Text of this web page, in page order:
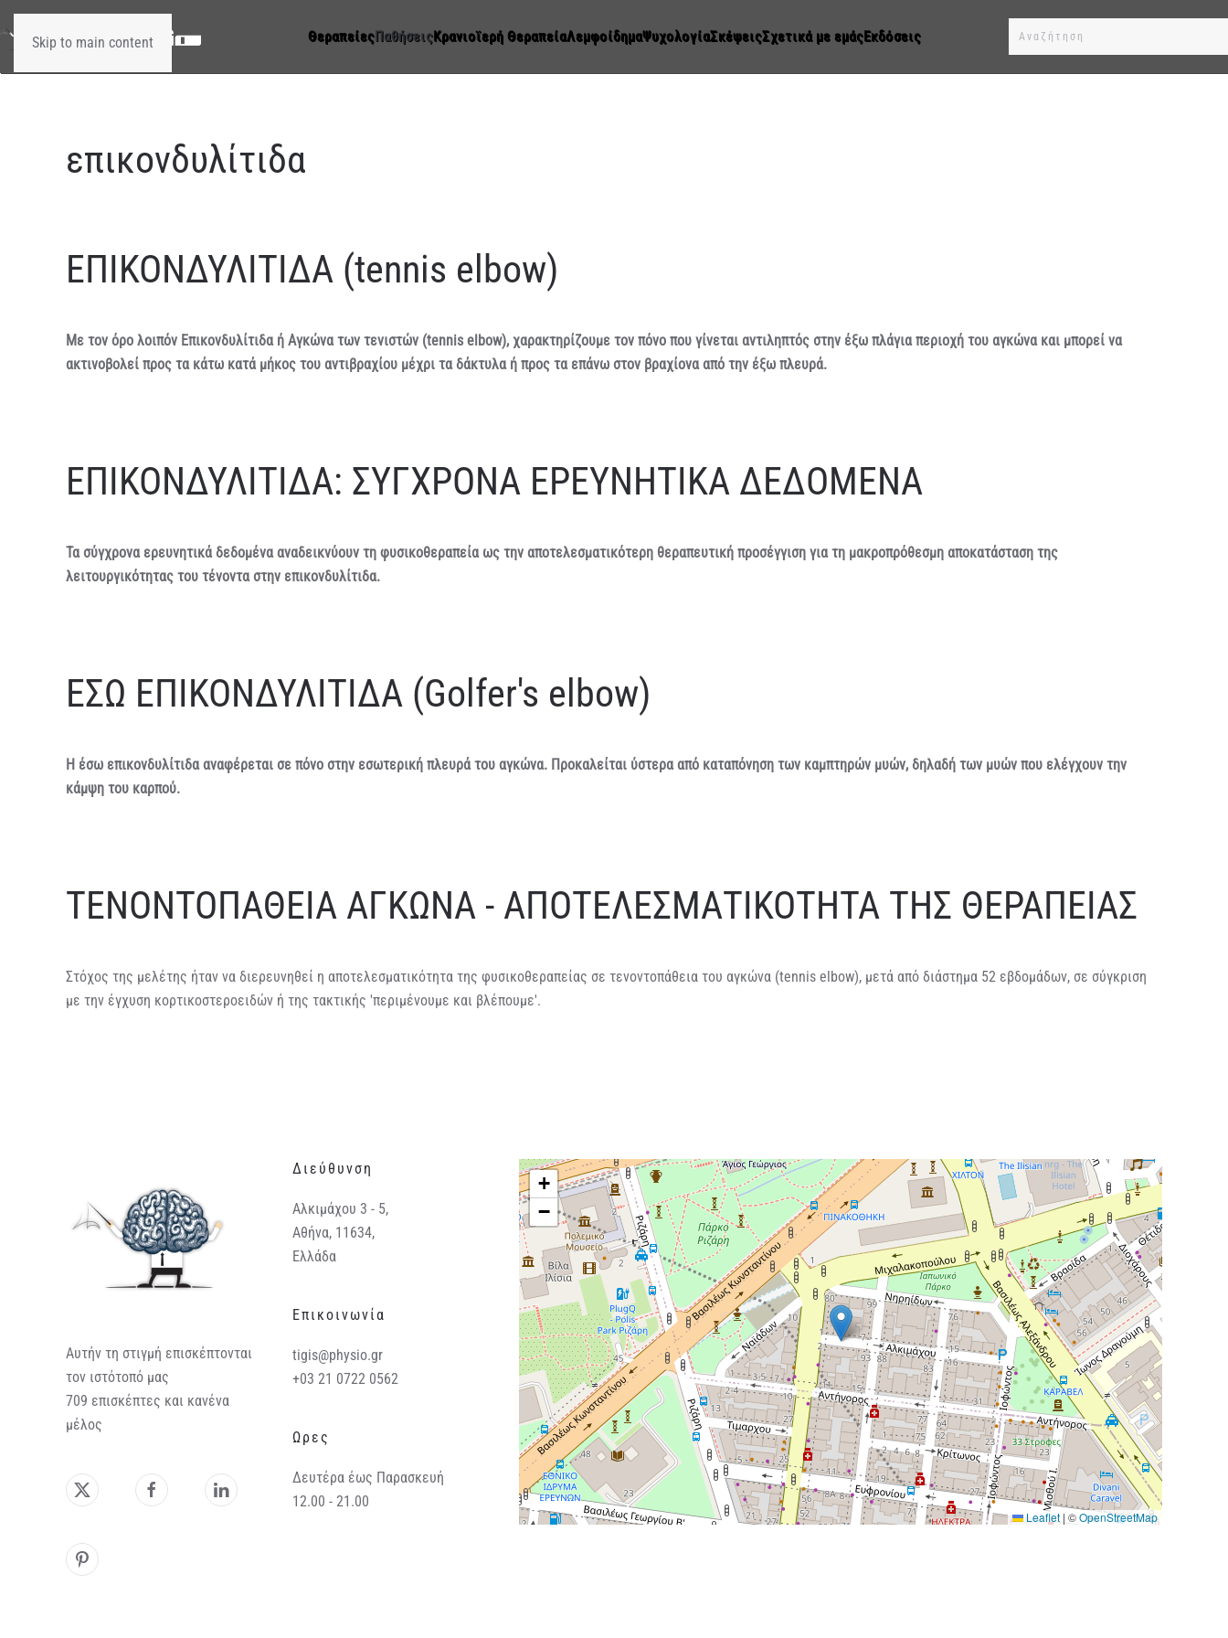
Skip to main content ΘεραπείεςΠαθήσειςΚρανιοϊερή ΘεραπείαΛεμφοίδημαΨυχολογίαΣκέψειςΣχετικά με εμάςΕκδόσεις
επικονδυλίτιδα
ΕΠΙΚΟΝΔΥΛΙΤΙΔΑ (tennis elbow)
Με τον όρο λοιπόν Επικονδυλίτιδα ή Αγκώνα των τενιστών (tennis elbow), χαρακτηρίζουμε τον πόνο που γίνεται αντιληπτός στην έξω πλάγια περιοχή του αγκώνα και μπορεί να
ακτινοβολεί προς τα κάτω κατά μήκος του αντιβραχίου μέχρι τα δάκτυλα ή προς τα επάνω στον βραχίονα από την έξω πλευρά.
ΕΠΙΚΟΝΔΥΛΙΤΙΔΑ: ΣΥΓΧΡΟΝΑ ΕΡΕΥΝΗΤΙΚΑ ΔΕΔΟΜΕΝΑ
Τα σύγχρονα ερευνητικά δεδομένα αναδεικνύουν τη φυσικοθεραπεία ως την αποτελεσματικότερη θεραπευτική προσέγγιση για τη μακροπρόθεσμη αποκατάσταση της
λειτουργικότητας του τένοντα στην επικονδυλίτιδα.
ΕΣΩ ΕΠΙΚΟΝΔΥΛΙΤΙΔΑ (Golfer's elbow)
Η έσω επικονδυλίτιδα αναφέρεται σε πόνο στην εσωτερική πλευρά του αγκώνα. Προκαλείται ύστερα από καταπόνηση των καμπτηρών μυών, δηλαδή των μυών που ελέγχουν την
κάμψη του καρπού.
ΤΕΝΟΝΤΟΠΑΘΕΙΑ ΑΓΚΩΝΑ - ΑΠΟΤΕΛΕΣΜΑΤΙΚΟΤΗΤΑ ΤΗΣ ΘΕΡΑΠΕΙΑΣ
Στόχος της μελέτης ήταν να διερευνηθεί η αποτελεσματικότητα της φυσικοθεραπείας σε τενοντοπάθεια του αγκώνα (tennis elbow), μετά από διάστημα 52 εβδομάδων, σε σύγκριση
με την έγχυση κορτικοστεροειδών ή της τακτικής 'περιμένουμε και βλέπουμε'.
Αυτήν τη στιγμή επισκέπτονται
τον ιστότοπό μας
709 επισκέπτες και κανένα
μέλος
Διεύθυνση
Αλκιμάχου 3 - 5,
Αθήνα, 11634,
Ελλάδα
Επικοινωνία
tigis@physio.gr
+03 21 0722 0562
Ωρες
Δευτέρα έως Παρασκευή
12.00 - 21.00
+
−
Leaflet | ©OpenStreetMap